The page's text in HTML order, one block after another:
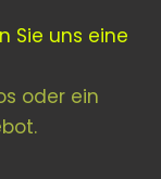
Sie uns eine
oder ein